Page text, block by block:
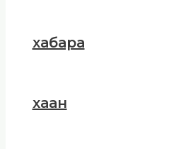
хабара
хаан